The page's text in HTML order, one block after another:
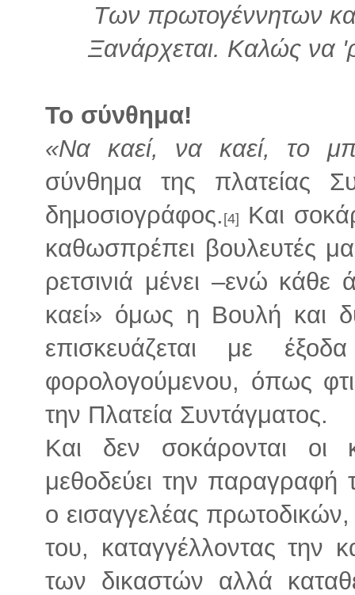
Των πρωτογέννητων
Ξανάρχεται. Καλώς να
Το σύνθημα!
«Να καεί, να καεί, το
σύνθημα της πλατείας
δημοσιογράφος.[4]
Και
καθωσπρέπει βουλευτές
ρετσινιά μένει –ενώ
καεί» όμως η Βουλή και
επισκευάζεται με
φορολογούμενου, όπως
την Πλατεία Συντάγματος.
Και δεν σοκάρονται
μεθοδεύει την
ο εισαγγελέας
του, καταγγέλλοντας την
των δικαστών αλλά